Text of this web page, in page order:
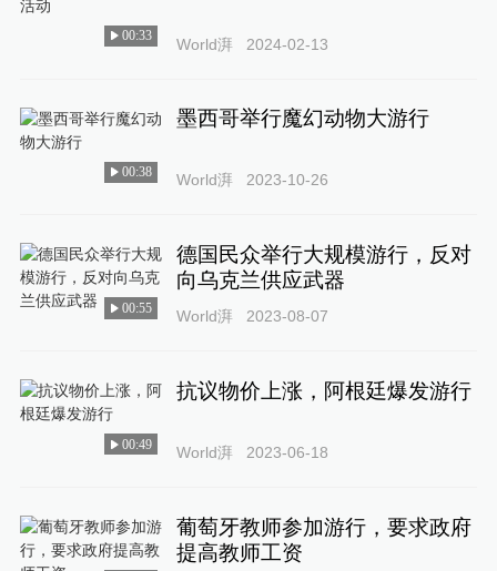
00:33 World湃 2024-02-13
00:38
墨西哥举行魔幻动物大游行
World湃 2023-10-26
00:55
德国民众举行大规模游行，反对
向乌克兰供应武器
World湃 2023-08-07
00:49
抗议物价上涨，阿根廷爆发游行
World湃 2023-06-18
葡萄牙教师参加游行，要求政府
提高教师工资